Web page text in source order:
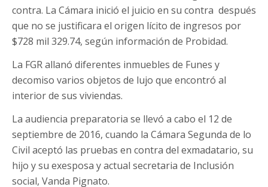
contra. La Cámara inició el juicio en su contra después
que no se justificara el origen lícito de ingresos por
$728 mil 329.74, según información de Probidad.
La FGR allanó diferentes inmuebles de Funes y
decomiso varios objetos de lujo que encontró al
interior de sus viviendas.
La audiencia preparatoria se llevó a cabo el 12 de
septiembre de 2016, cuando la Cámara Segunda de lo
Civil aceptó las pruebas en contra del exmadatario, su
hijo y su exesposa y actual secretaria de Inclusión
social, Vanda Pignato.